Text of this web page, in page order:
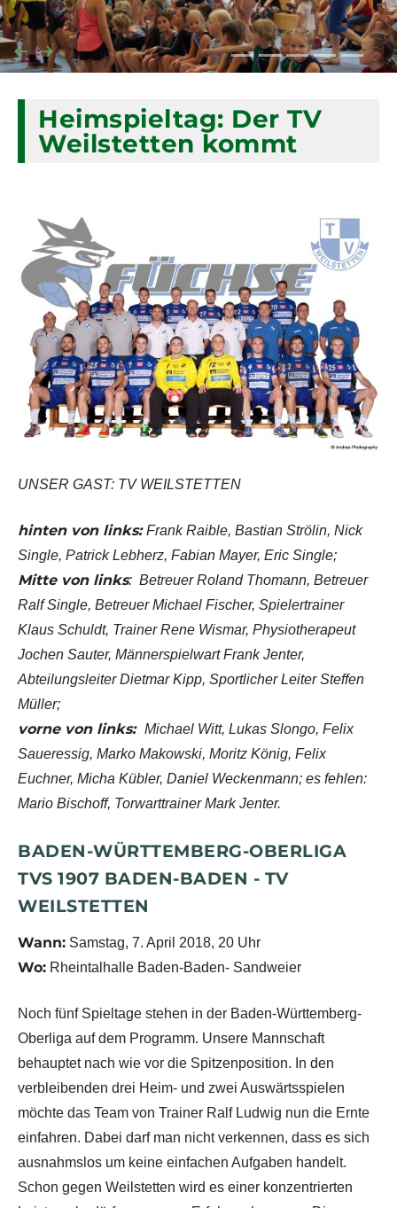
Heimspieltag: Der TV
Weilstetten kommt
UNSER GAST: TV WEILSTETTEN
hinten von links:Frank Raible, Bastian Strölin, Nick
Single, Patrick Lebherz, Fabian Mayer, Eric Single;
Mitte von links: Betreuer Roland Thomann, Betreuer
Ralf Single, Betreuer Michael Fischer, Spielertrainer
Klaus Schuldt, Trainer Rene Wismar, Physiotherapeut
Jochen Sauter, Männerspielwart Frank Jenter,
Abteilungsleiter Dietmar Kipp, Sportlicher Leiter Steffen
Müller;
vorne von links: Michael Witt, Lukas Slongo, Felix
Saueressig, Marko Makowski, Moritz König, Felix
Euchner, Micha Kübler, Daniel Weckenmann; es fehlen:
Mario Bischoff, Torwarttrainer Mark Jenter.
BADEN-WÜRTTEMBERG-OBERLIGA
TVS 1907 BADEN-BADEN - TV
WEILSTETTEN
Wann: Samstag, 7. April 2018, 20 Uhr
Wo: Rheintalhalle Baden-Baden- Sandweier
Noch fünf Spieltage stehen in der Baden-Württemberg-
Oberliga auf dem Programm. Unsere Mannschaft
behauptet nach wie vor die Spitzenposition. In den
verbleibenden drei Heim- und zwei Auswärtsspielen
möchte das Team von Trainer Ralf Ludwig nun die Ernte
einfahren. Dabei darf man nicht verkennen, dass es sich
ausnahmslos um keine einfachen Aufgaben handelt.
Schon gegen Weilstetten wird es einer konzentrierten